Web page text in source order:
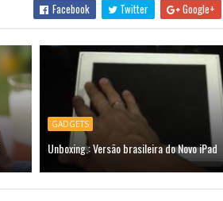
Facebook Twitter Google+
GADGETS
Unboxing.: Versão brasileira do Novo iPad